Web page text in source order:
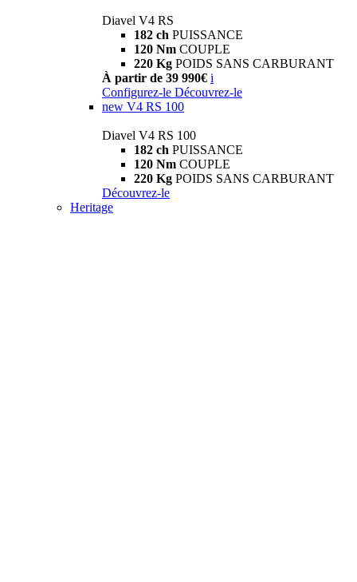
Diavel V4 RS
182 ch PUISSANCE
120 Nm COUPLE
220 Kg POIDS SANS CARBURANT
À partir de 39 990€ i
Configurez-le Découvrez-le
new V4 RS 100
Diavel V4 RS 100
182 ch PUISSANCE
120 Nm COUPLE
220 Kg POIDS SANS CARBURANT
Découvrez-le
Heritage